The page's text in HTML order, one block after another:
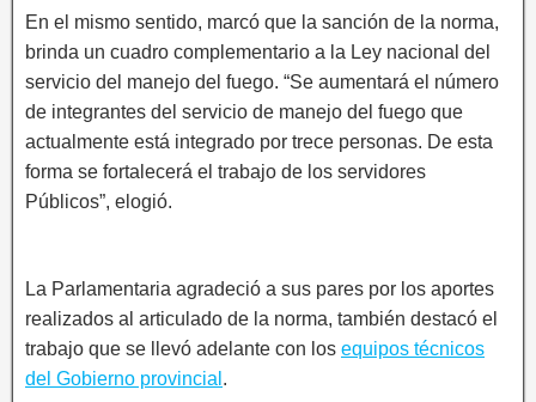
En el mismo sentido, marcó que la sanción de la norma,
brinda un cuadro complementario a la Ley nacional del
servicio del manejo del fuego. “Se aumentará el número
de integrantes del servicio de manejo del fuego que
actualmente está integrado por trece personas. De esta
forma se fortalecerá el trabajo de los servidores
Públicos”, elogió.
La Parlamentaria agradeció a sus pares por los aportes
realizados al articulado de la norma, también destacó el
trabajo que se llevó adelante con los equipos técnicos
del Gobierno provincial .